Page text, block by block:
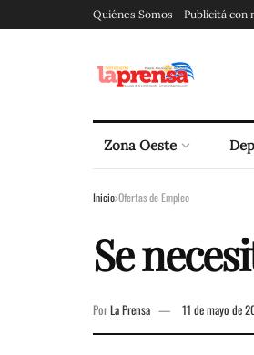
Quiénes Somos Publicitá con
Zona Oeste
Inicio Ofertas de Empleo
Se
PorLa Prensa 11 de mayo de